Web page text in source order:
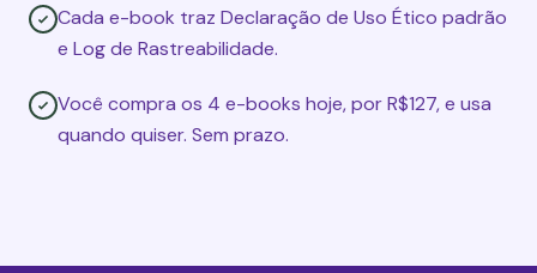
Cada e-book traz Declaração de Uso Ético padrão
e Log de Rastreabilidade.
Você compra os 4 e-books hoje, por R$127, e usa
quando quiser. Sem prazo.